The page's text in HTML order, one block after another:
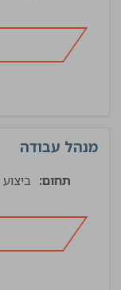
מנהל עבודה
תחום: ביצוע